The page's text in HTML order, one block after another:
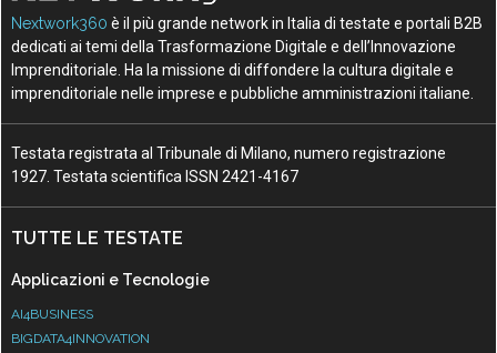
Nextwork360 è il più grande network in Italia di testate e portali B2B
dedicati ai temi della Trasformazione Digitale e dell’Innovazione
Imprenditoriale. Ha la missione di diffondere la cultura digitale e
imprenditoriale nelle imprese e pubbliche amministrazioni italiane.
Testata registrata al Tribunale di Milano, numero registrazione
1927. Testata scientifica ISSN 2421-4167
TUTTE LE TESTATE
Applicazioni e Tecnologie
AI4BUSINESS
BIGDATA4INNOVATION